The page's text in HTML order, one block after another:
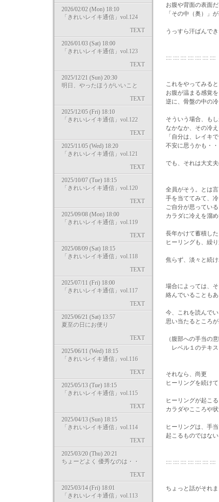
2026/02/02 (Mon) 18:10
「きれいレイキ通信」vol.124
TEXT
2026/01/03 (Sat) 18:00
「きれいレイキ通信」vol.123
TEXT
2025/12/21 (Sun) 20:30
明日、やったほうがいいこと
TEXT
2025/12/05 (Fri) 18:10
「きれいレイキ通信」vol.122
TEXT
2025/11/05 (Wed) 18:20
「きれいレイキ通信」vol.121
TEXT
2025/10/07 (Tue) 18:15
「きれいレイキ通信」vol.120
TEXT
2025/09/08 (Mon) 18:00
「きれいレイキ通信」vol.119
TEXT
2025/08/09 (Sat) 18:15
「きれいレイキ通信」vol.118
TEXT
2025/07/11 (Fri) 18:00
「きれいレイキ通信」vol.117
TEXT
2025/06/21 (Sat) 13:57
夏至の日にお便り
TEXT
2025/06/11 (Wed) 18:15
「きれいレイキ通信」vol.116
TEXT
2025/05/13 (Tue) 18:15
「きれいレイキ通信」vol.115
TEXT
2025/04/13 (Sun) 18:15
「きれいレイキ通信」vol.114
TEXT
2025/03/20 (Thu) 20:21
ちょーどよく 優秀なのは・・
TEXT
2025/03/14 (Fri) 18:01
「きれいレイキ通信」vol.113
お腹や背面の表面
「その中（奥）」
うっすら汗ばんで
:::: :::: :::: :::: ::::
これをやってみると
お腹が温まる感覚
逆に、骨盤の中の
そういう場合、も
なかなか、その冷
「自分は、レイキ
不安に思うかも・
でも、それは大丈
全員がそう。とは
手を当ててみて、
ご自分が思ってい
カラダに冷えを溜
長年かけて蓄積し
ヒーリングも、繰
焦らず、淡々と続
場合によっては、
絡んでいることも
今、これを読んで
思い当たるところ
（腹部への手当の
レベル１のテキ
それなら、尚更
ヒーリングを続け
ヒーリングが起こ
カラダやこころや
ヒーリングは、手
起こるものではな
:::: :::: :::: :::: ::::
ちょっと話がそれ